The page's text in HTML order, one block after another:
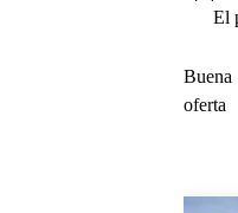
El
Buena
oferta